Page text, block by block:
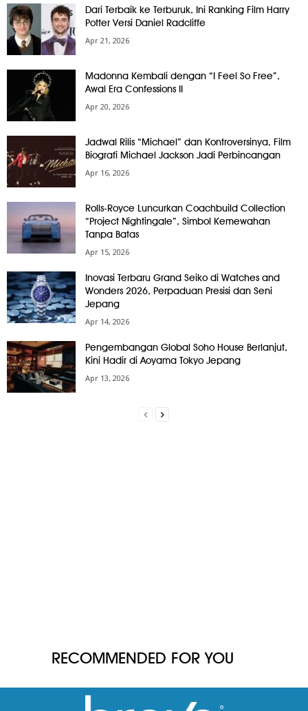
Dari Terbaik ke Terburuk, Ini Ranking Film Harry
Potter Versi Daniel Radcliffe
Apr 21, 2026
Madonna Kembali dengan “I Feel So Free”,
Awal Era Confessions II
Apr 20, 2026
Jadwal Rilis “Michael” dan Kontroversinya, Film
Biografi Michael Jackson Jadi Perbincangan
Apr 16, 2026
Rolls-Royce Luncurkan Coachbuild Collection
“Project Nightingale”, Simbol Kemewahan
Tanpa Batas
Apr 15, 2026
Inovasi Terbaru Grand Seiko di Watches and
Wonders 2026, Perpaduan Presisi dan Seni
Jepang
Apr 14, 2026
Pengembangan Global Soho House Berlanjut,
Kini Hadir di Aoyama Tokyo Jepang
Apr 13, 2026
RECOMMENDED FOR YOU